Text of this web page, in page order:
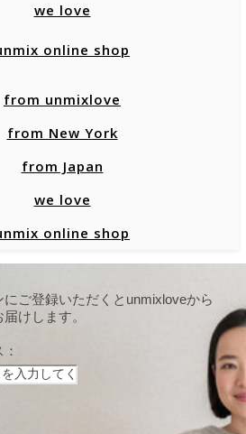
we love
online shop
from unmixlove
from New York
from Japan
we love
online shop
にご登録いただくとunmixloveから
けします。